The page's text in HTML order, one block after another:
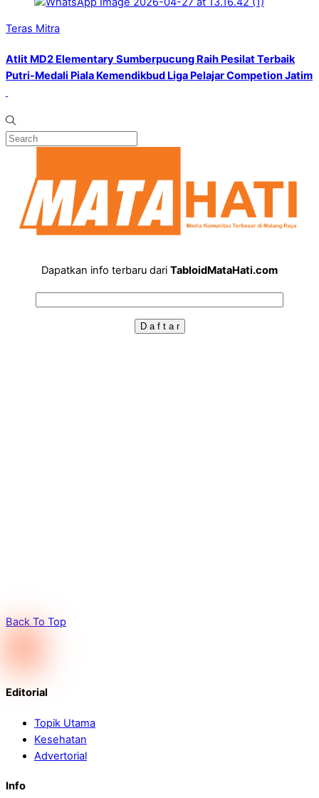
Teras Mitra
Atlit MD2 Elementary Sumberpucung Raih Pesilat Terbaik
Putri-Medali Piala Kemendikbud Liga Pelajar Competion Jatim
Dapatkan info terbaru dari TabloidMataHati.com
Back To Top
Editorial
Topik Utama
Kesehatan
Advertorial
Info